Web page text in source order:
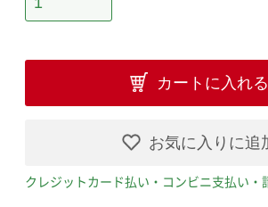
カートに入れる
お気に入りに追
クレジットカード払い・コンビニ支払い・